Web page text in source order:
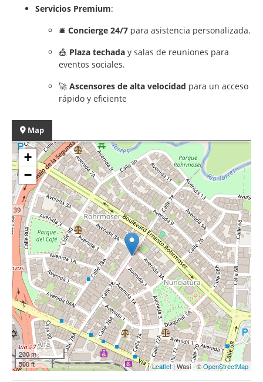
Servicios Premium:
🛎 Concierge 24/7 para asistencia personalizada.
🎪 Plaza techada y salas de reuniones para
eventos sociales.
🚀 Ascensores de alta velocidad para un acceso
rápido y eficiente
Map
+
−
200 m
500 ft
Leaflet| Wasi - ©OpenStreetMap